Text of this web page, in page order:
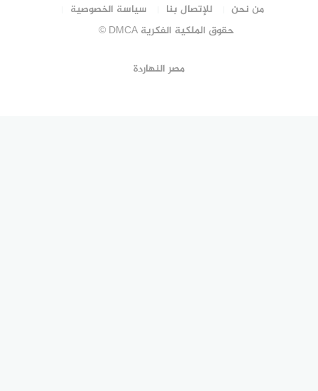
MARKGRAAFSCHAP – Puzzelwoorden?
من نحن للإتصال بنا
سياسة الخصوصية
حقوق الملكية الفكرية DMCA ©
مصر النهاردة